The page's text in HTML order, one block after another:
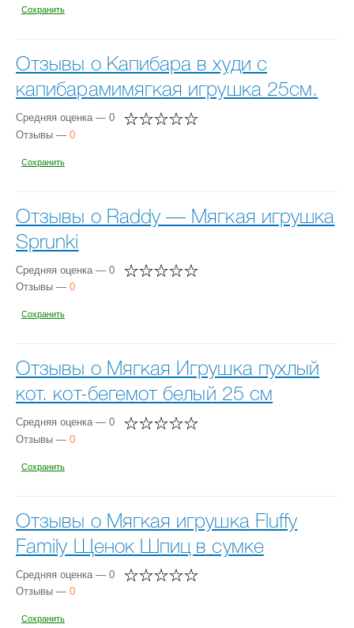
Сохранить
Отзывы о Капибара в худи с
капибарамимягкая игрушка 25см.
Средняя оценка — 0
Отзывы — 0
Сохранить
Отзывы о Raddy — Мягкая игрушка
Sprunki
Средняя оценка — 0
Отзывы — 0
Сохранить
Отзывы о Мягкая Игрушка пухлый
кот. кот-бегемот белый 25 см
Средняя оценка — 0
Отзывы — 0
Сохранить
Отзывы о Мягкая игрушка Fluffy
Family Щенок Шпиц в сумке
Средняя оценка — 0
Отзывы — 0
Сохранить